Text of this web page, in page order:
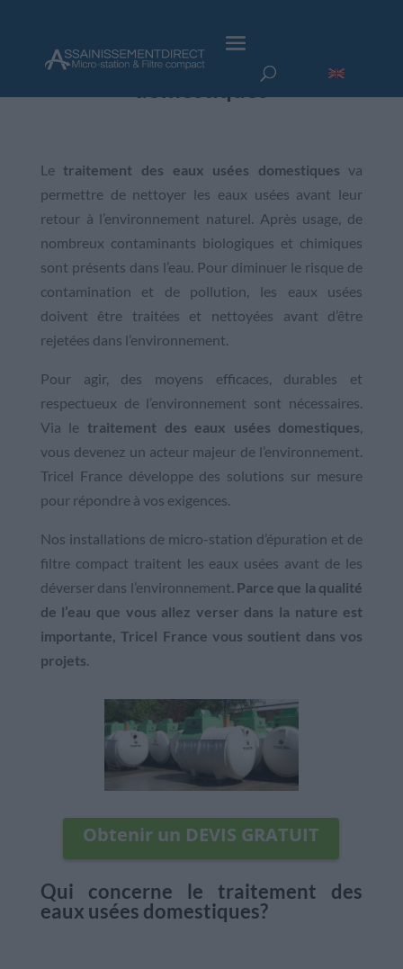
Traitement des eaux usées
domestiques
Le traitement des eaux usées domestiquesva
permettre de nettoyer les eaux usées avant leur
retour à l’environnement naturel. Après usage, de
nombreux contaminants biologiques et chimiques
sont présents dans l’eau. Pour diminuer le risque de
contamination et de pollution, les eaux usées
doivent être traitées et nettoyées avant d’être
rejetées dans l’environnement.
Pour agir, des moyens efficaces, durables et
respectueux de l’environnement sont nécessaires.
Via le traitement des eaux usées domestiques,
vous devenez un acteur majeur de l’environnement.
Tricel France développe des solutions sur mesure
pour répondre à vos exigences.
Nos installations de micro-station d’épuration et de
filtre compact traitent les eaux usées avant de les
déverser dans l’environnement. Parce que la qualité
de l’eau que vous allez verser dans la nature est
importante, Tricel France vous soutient dans vos
projets.
Obtenir un DEVIS GRATUIT
Qui concerne le traitement des
eaux usées domestiques?